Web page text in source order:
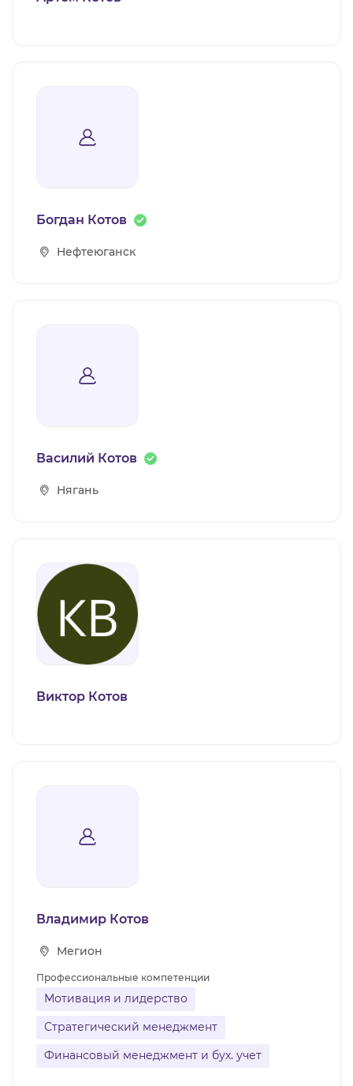
Богдан Котов
Нефтеюганск
Василий Котов
Нягань
Виктор Котов
Владимир Котов
Мегион
Профессиональные компетенции
Мотивация и лидерство
Стратегический менеджмент
Финансовый менеджмент и бух. учет